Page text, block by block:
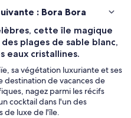
: Bora Bora
cette île magique
plages de sable blanc,
eaux cristallines.
sa végétation luxuriante et ses
destination de vacances de
nagez parmi les récifs
cocktail dans l'un des
de luxe de l'île.